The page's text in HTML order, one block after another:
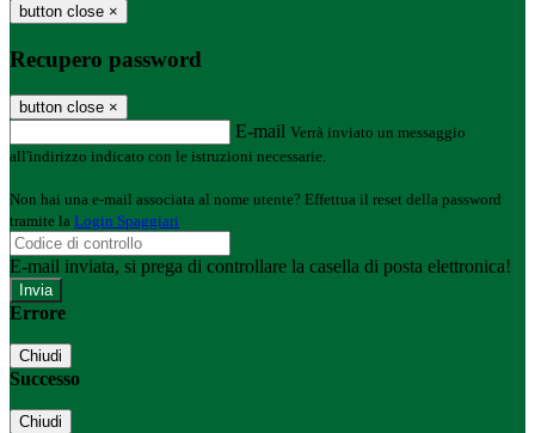
button close ×
Recupero password
button close ×
E-mail Verrà inviato un messaggio
all'indirizzo indicato con le istruzioni necessarie.
Non hai una e-mail associata al nome utente? Effettua il reset della password
tramite la Login Spaggiari
E-mail inviata, si prega di controllare la casella di posta elettronica!
Errore
Chiudi
Successo
Chiudi